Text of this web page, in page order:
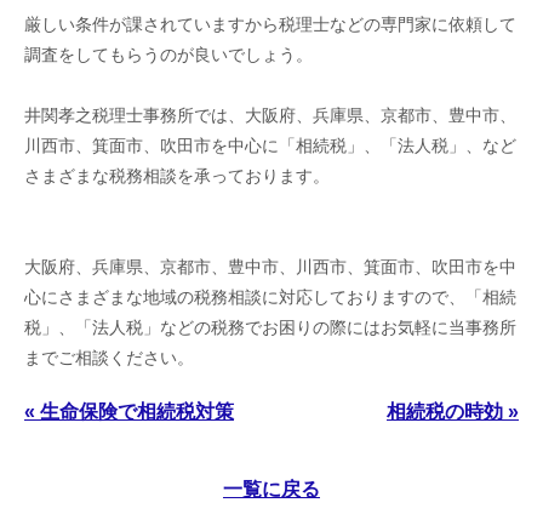
厳しい条件が課されていますから税理士などの専門家に依頼して
調査をしてもらうのが良いでしょう。
井関孝之税理士事務所では、大阪府、兵庫県、京都市、豊中市、
川西市、箕面市、吹田市を中心に「相続税」、「法人税」、など
さまざまな税務相談を承っております。
大阪府、兵庫県、京都市、豊中市、川西市、箕面市、吹田市を中
心にさまざまな地域の税務相談に対応しておりますので、「相続
税」、「法人税」などの税務でお困りの際にはお気軽に当事務所
までご相談ください。
« 生命保険で相続税対策 相続税の時効 »
一覧に戻る